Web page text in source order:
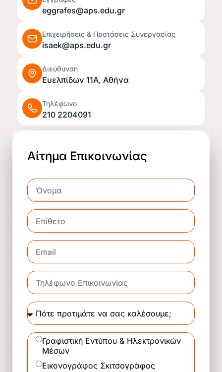
eggrafes@aps.edu.gr
Επιχειρήσεις & Προτάσεις Συνεργασίας
isaek@aps.edu.gr
Διεύθυνση
Ευελπίδων 11Α, Αθήνα
Τηλέφωνο
210 2204091
Αίτημα Επικοινωνίας
Γραφιστική Εντύπου & Ηλεκτρονικών
Μέσων
Εικονογράφος Σκιτσογράφος